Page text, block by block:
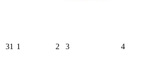
31 1 2 3 4